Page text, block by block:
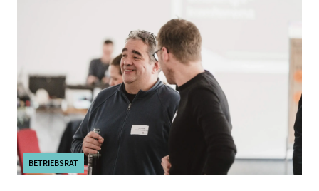
BETRIEBSRAT